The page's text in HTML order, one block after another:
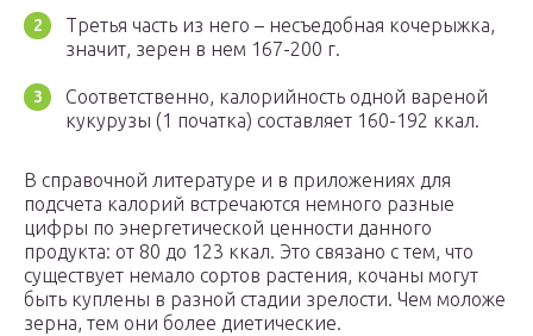
Третья часть из него – несъедобная кочерыжка,
значит, зерен в нем 167-200 г.
Соответственно, калорийность одной вареной
кукурузы (1 початка) составляет 160-192 ккал.
В справочной литературе и в приложениях для
подсчета калорий встречаются немного разные
цифры по энергетической ценности данного
продукта: от 80 до 123 ккал. Это связано с тем, что
существует немало сортов растения, кочаны могут
быть куплены в разной стадии зрелости. Чем моложе
зерна, тем они более диетические.